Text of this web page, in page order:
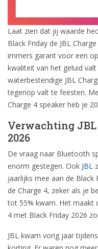
Laat zien dat jij waarde
Black Friday de JBL
immers garant voor een
kwaliteit van het geluid
waterbestendige JBL
tegenop valt te feesten.
Charge 4 speaker heb je
Verwachting
2026
De vraag naar Bluetooth
enorm gestegen. Ook JBL
jaarlijks mee aan de Black
de Charge 4, zeker als je
tot 55% kwam. Het maakt
4 met Black Friday 2026
JBL kwam vorig jaar